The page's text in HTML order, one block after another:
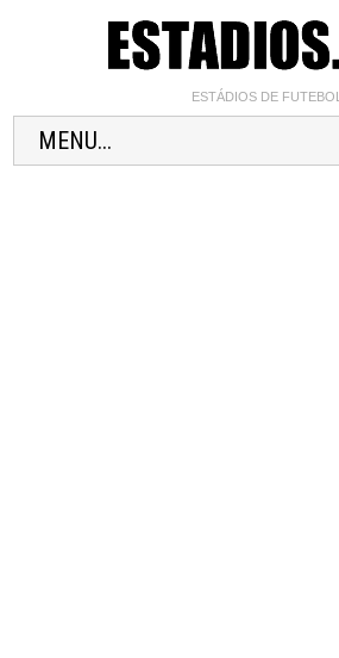
ESTÁDIOS DE FUTEBOL
MENU...